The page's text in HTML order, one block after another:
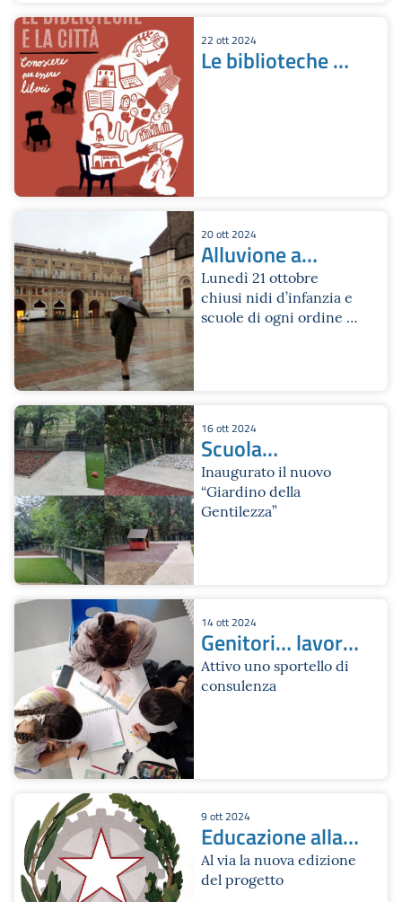
22 ott 2024
Le biblioteche e
20 ott 2024
Alluvione a
Bologna
Lunedì 21 ottobre
chiusi nidi d’infanzia e
scuole di ogni ordine e
16 ott 2024
Scuola
dell’infanzia
Beltrame
Inaugurato il nuovo
“Giardino della
Gentilezza”
14 ott 2024
Genitori… lavori
in corso
Attivo uno sportello di
consulenza
9 ott 2024
Educazione alla
Legalità
democratica e
Al via la nuova edizione
del progetto